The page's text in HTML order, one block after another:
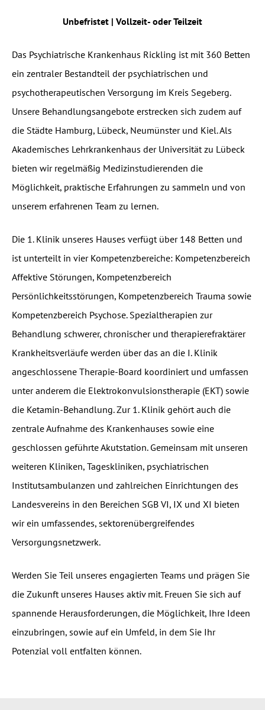
Unbefristet | Vollzeit- oder Teilzeit
Das Psychiatrische Krankenhaus Rickling ist mit 360 Betten
ein zentraler Bestandteil der psychiatrischen und
psychotherapeutischen Versorgung im Kreis Segeberg.
Unsere Behandlungsangebote erstrecken sich zudem auf
die Städte Hamburg, Lübeck, Neumünster und Kiel. Als
Akademisches Lehrkrankenhaus der Universität zu Lübeck
bieten wir regelmäßig Medizinstudierenden die
Möglichkeit, praktische Erfahrungen zu sammeln und von
unserem erfahrenen Team zu lernen.
Die 1. Klinik unseres Hauses verfügt über 148 Betten und
ist unterteilt in vier Kompetenzbereiche: Kompetenzbereich
Affektive Störungen, Kompetenzbereich
Persönlichkeitsstörungen, Kompetenzbereich Trauma sowie
Kompetenzbereich Psychose. Spezialtherapien zur
Behandlung schwerer, chronischer und therapierefraktärer
Krankheitsverläufe werden über das an die I. Klinik
angeschlossene Therapie-Board koordiniert und umfassen
unter anderem die Elektrokonvulsionstherapie (EKT) sowie
die Ketamin-Behandlung. Zur 1. Klinik gehört auch die
zentrale Aufnahme des Krankenhauses sowie eine
geschlossen geführte Akutstation. Gemeinsam mit unseren
weiteren Kliniken, Tageskliniken, psychiatrischen
Institutsambulanzen und zahlreichen Einrichtungen des
Landesvereins in den Bereichen SGB VI, IX und XI bieten
wir ein umfassendes, sektorenübergreifendes
Versorgungsnetzwerk.
Werden Sie Teil unseres engagierten Teams und prägen Sie
die Zukunft unseres Hauses aktiv mit. Freuen Sie sich auf
spannende Herausforderungen, die Möglichkeit, Ihre Ideen
einzubringen, sowie auf ein Umfeld, in dem Sie Ihr
Potenzial voll entfalten können.